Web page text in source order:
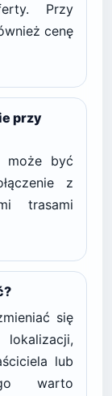
Przy
cenę
przy
może być
z
trasami
się
lub
warto